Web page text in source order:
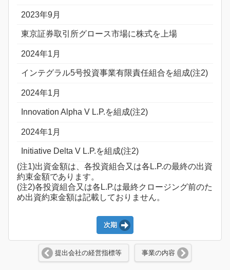
2023年9月
東京証券取引所グロース市場に株式を上場
2024年1月
インテグラル5号投資事業有限責任組合を組成(注2)
2024年1月
Innovation Alpha V L.P.を組成(注2)
2024年1月
Initiative Delta V L.P.を組成(注2)
(注1)出資金額は、各投資組合又は各L.P.の最終の出資
約束金額であります。
(注2)各投資組合又は各L.P.は最終クロージング前のた
め出資約束金額は記載しておりません。
次期
提出会社の経営指標等 事業の内容